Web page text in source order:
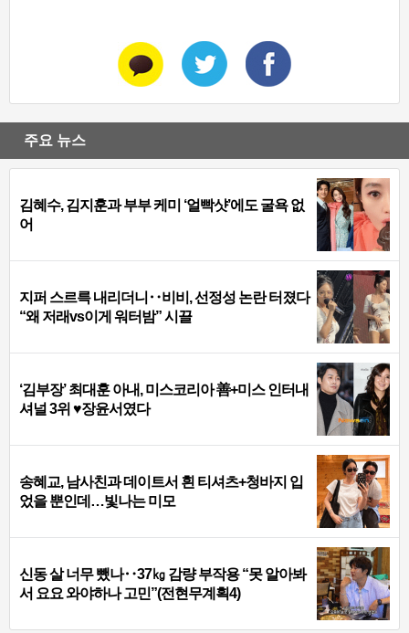
주요 뉴스
김혜수, 김지훈과 부부 케미 ‘얼빡샷’에도 굴욕 없
어
지퍼 스르륵 내리더니‥비비, 선정성 논란 터졌다
“왜 저래vs이게 워터밤” 시끌
‘김부장’ 최대훈 아내, 미스코리아 善+미스 인터내
셔널 3위 ♥장윤서였다
송혜교, 남사친과 데이트서 흰 티셔츠+청바지 입
었을 뿐인데…빛나는 미모
신동 살 너무 뺐나‥37㎏ 감량 부작용 “못 알아봐
서 요요 와야하나 고민”(전현무계획4)